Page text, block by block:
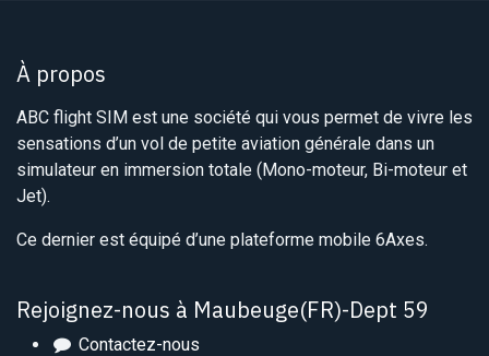
À propos
ABC flight SIM est une société qui vous permet de vivre les
sensations d’un vol de petite aviation générale dans un
simulateur en immersion totale (Mono-moteur, Bi-moteur et
Jet).
Ce dernier est équipé d’une plateforme mobile 6Axes.
Rejoignez-nous à Maubeuge(FR)-Dept 59
Contactez-nous